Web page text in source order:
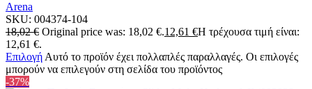
Arena
SKU: 004374-104
18,02€ Original price was: 18,02 €.12,61 €Η τρέχουσα τιμή είναι:
12,61 €.
Επιλογή Αυτό το προϊόν έχει πολλαπλές παραλλαγές. Οι επιλογές
μπορούν να επιλεγούν στη σελίδα του προϊόντος
-37%